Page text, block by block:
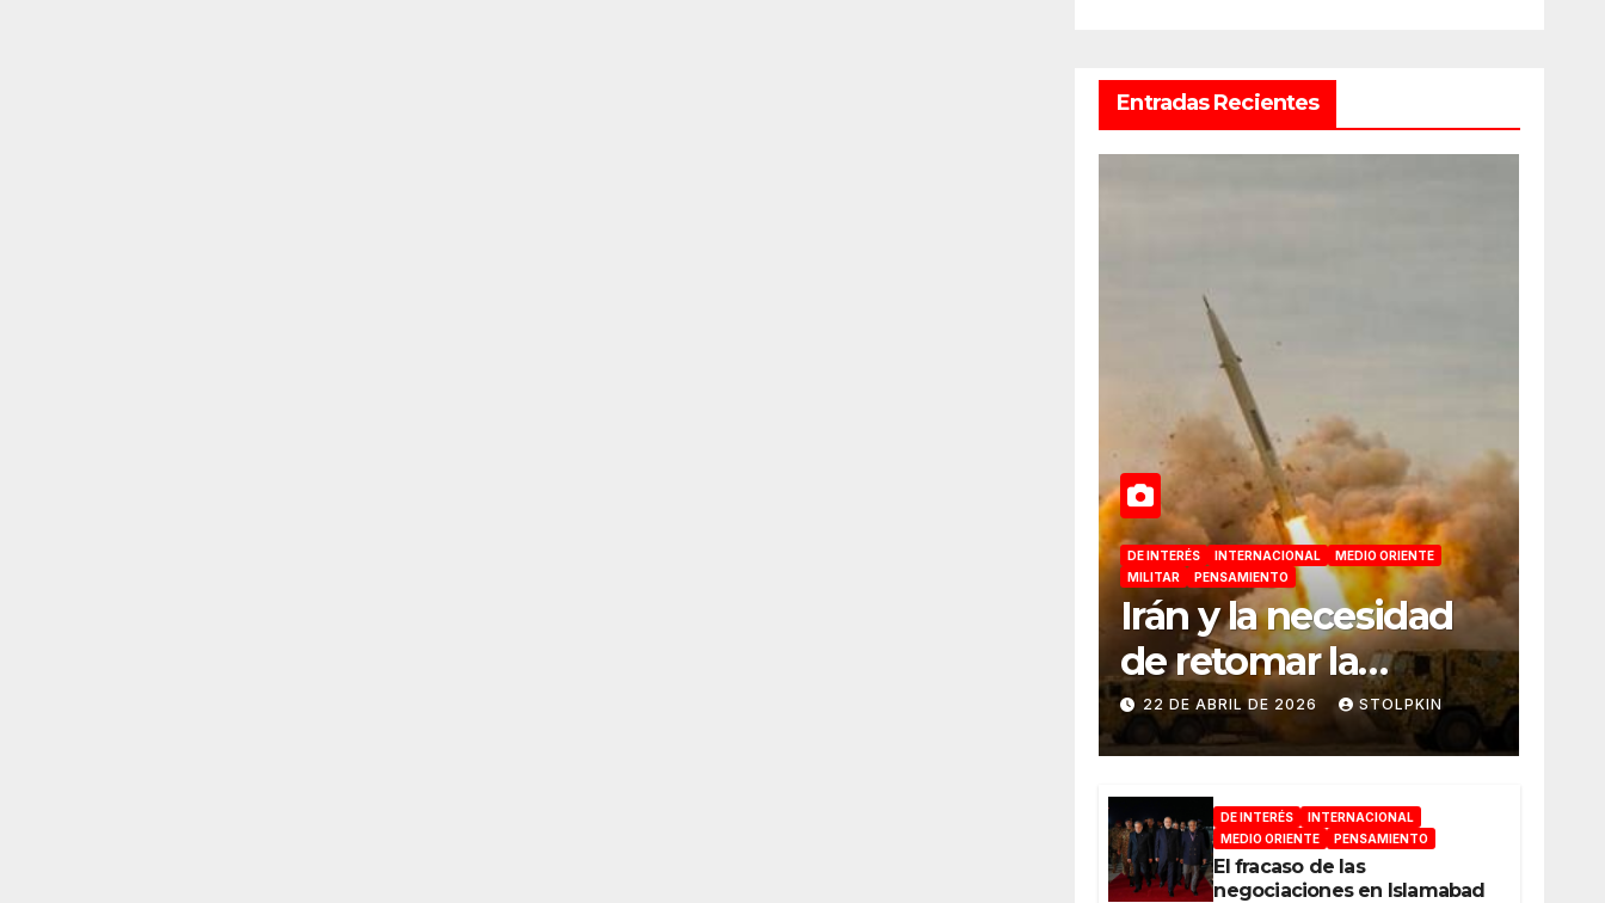
Entradas Recientes
DE INTERÉS INTERNACIONAL
MEDIO ORIENTE
MILITAR
PENSAMIENTO
Irán y la necesidad
de retomar la
iniciativa militar
22 DE ABRIL DE 2026 STOLPKIN
DE INTERÉS
INTERNACIONAL
MEDIO ORIENTE
PENSAMIENTO
El fracaso de las
negociaciones en Islamabad